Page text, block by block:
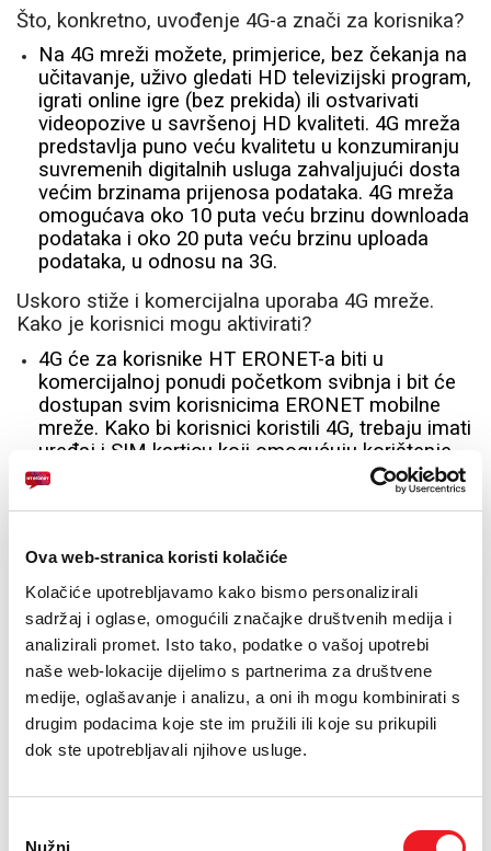
Ova web-stranica koristi kolačiće
Kolačiće upotrebljavamo kako bismo personalizirali
sadržaj i oglase, omogućili značajke društvenih medija i
analizirali promet. Isto tako, podatke o vašoj upotrebi
naše web-lokacije dijelimo s partnerima za društvene
medije, oglašavanje i analizu, a oni ih mogu kombinirati s
drugim podacima koje ste im pružili ili koje su prikupili
dok ste upotrebljavali njihove usluge.
Nužni
Što, konkretno, uvođenje 4G-a znači za korisnika?
Na 4G mreži možete, primjerice, bez čekanja na
učitavanje, uživo gledati HD televizijski program,
igrati online igre (bez prekida) ili ostvarivati
videopozive u savršenoj HD kvaliteti. 4G mreža
predstavlja puno veću kvalitetu u konzumiranju
suvremenih digitalnih usluga zahvaljujući dosta
većim brzinama prijenosa podataka. 4G mreža
omogućava oko 10 puta veću brzinu downloada
podataka i oko 20 puta veću brzinu uploada
podataka, u odnosu na 3G.
Uskoro stiže i komercijalna uporaba 4G mreže.
Kako je korisnici mogu aktivirati?
4G će za korisnike HT ERONET-a biti u
komercijalnoj ponudi početkom svibnja i bit će
dostupan svim korisnicima ERONET mobilne
mreže. Kako bi korisnici koristili 4G, trebaju imati
uređaj i SIM karticu koji omogućuju korištenje
4G signala.
Ima li dodatnih troškova kod korištenja 4G-a?
Korisnici nemaju dodatnih troškova pod uvjetom
Komercijalne usluge temeljene na novoj mreži,
korisnicima HT ERONET-a bit će dostupne
početkom svibnja ove godine, kada ćemo
predstaviti i nove tarife koje će u potpunosti
pokazati funkcionalnosti 4G mreže, naravno, uz
zamjenu postojećih SIM kartica za USIM
kartice.
očekuje pokrivenost cijele ili većine BiH 4G mrežom?
Plan pokrivanja i vremenska dinamika proizlazi